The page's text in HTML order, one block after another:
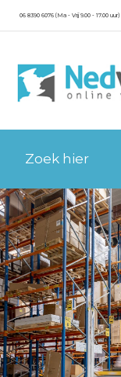
06 8390 6076 (Ma - Vrij 9.00 - 17.00 uur)